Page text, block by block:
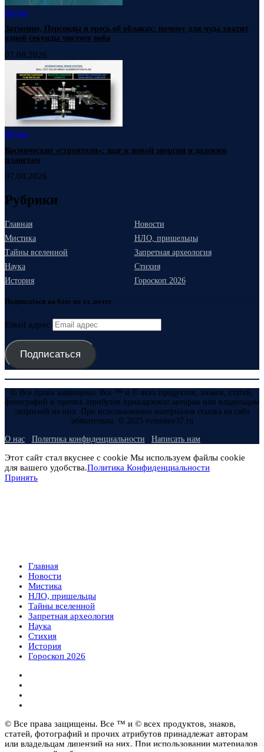
Наука
Затмение, Персеиды и ересь об облаках: почему для чуда хватит
одной секунды чистого неба
07.08.2026
Наука
Космические «строители»: шаг к новой энергии и далеким
планетам
07.08.2026
Рубрики
Главная
Новости
Мистика
НЛО, пришельцы
Тайны вселенной
Запретная археология
Наука
Стихия
История
Гороскоп 2026
Подписаться на блог по эл. почте
Email адрес
Подписаться
© Все права защищены. Все ™ и © всех продуктов, знаков, статей,
фотографий и прочих атрибутов принадлежат авторам или владельцам
лицензий на них. При использовании материалов ссылка на сайт
обязательна. © 2025 evmenov37.ru
О нас Политика конфиденциальности Написать нам
Этот сайт стал вкуснее с cookie Мы используем файлы cookie
для вашего удобства.Политика Конфиденциальности
Принять
Главная
Новости
Мистика
НЛО, пришельцы
Тайны вселенной
Запретная археология
Наука
Стихия
История
Гороскоп 2026
© Все права защищены. Все ™ и © всех продуктов, знаков,
статей, фотографий и прочих атрибутов принадлежат авторам
или владельцам лицензий на них. При использовании материалов